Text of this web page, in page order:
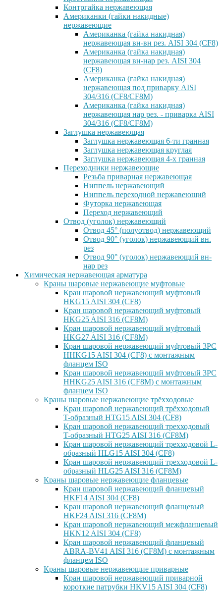
Контргайка нержавеющая
Американки (гайки накидные)
нержавеющие
Американка (гайка накидная)
нержавеющая вн-вн рез. AISI 304 (CF8)
Американка (гайка накидная)
нержавеющая вн-нар рез. AISI 304
(CF8)
Американка (гайка накидная)
нержавеющая под приварку AISI
304/316 (CF8/CF8M)
Американка (гайка накидная)
нержавеющая нар рез. - приварка AISI
304/316 (CF8/CF8M)
Заглушка нержавеющая
Заглушка нержавеющая 6-ти гранная
Заглушка нержавеющая круглая
Заглушка нержавеющая 4-х гранная
Переходники нержавеющие
Резьба приварная нержавеющая
Ниппель нержавеющий
Ниппель переходной нержавеющий
Футорка нержавеющая
Переход нержавеющий
Отвод (уголок) нержавеющий
Отвод 45° (полуотвод) нержавеющий
Отвод 90° (уголок) нержавеющий вн.
рез
Отвод 90° (уголок) нержавеющий вн-
нар рез
Химическая нержавеющая арматура
Краны шаровые нержавеющие муфтовые
Кран шаровой нержавеющий муфтовый
HKG15 AISI 304 (CF8)
Кран шаровой нержавеющий муфтовый
HKG25 AISI 316 (CF8M)
Кран шаровой нержавеющий муфтовый
HKG27 AISI 316 (CF8M)
Кран шаровой нержавеющий муфтовый 3PC
HHKG15 AISI 304 (CF8) с монтажным
фланцем ISO
Кран шаровой нержавеющий муфтовый 3PC
HHKG25 AISI 316 (CF8M) с монтажным
фланцем ISO
Краны шаровые нержавеющие трёхходовые
Кран шаровой нержавеющий трёхходовый
T-образный HTG15 AISI 304 (CF8)
Кран шаровой нержавеющий трехходовый
T-образный HTG25 AISI 316 (CF8M)
Кран шаровой нержавеющий трехходовой L-
образный HLG15 AISI 304 (CF8)
Кран шаровой нержавеющий трехходовой L-
образный HLG25 AISI 316 (CF8M)
Краны шаровые нержавеющие фланцевые
Кран шаровой нержавеющий фланцевый
HKF14 AISI 304 (CF8)
Кран шаровой нержавеющий фланцевый
HKF24 AISI 316 (CF8M)
Кран шаровой нержавеющий межфланцевый
HKN12 AISI 304 (CF8)
Кран шаровой нержавеющий фланцевый
ABRA-BV41 AISI 316 (CF8M) с монтажным
фланцем ISO
Краны шаровые нержавеющие приварные
Кран шаровой нержавеющий приварной
короткие патрубки HKV15 AISI 304 (CF8)